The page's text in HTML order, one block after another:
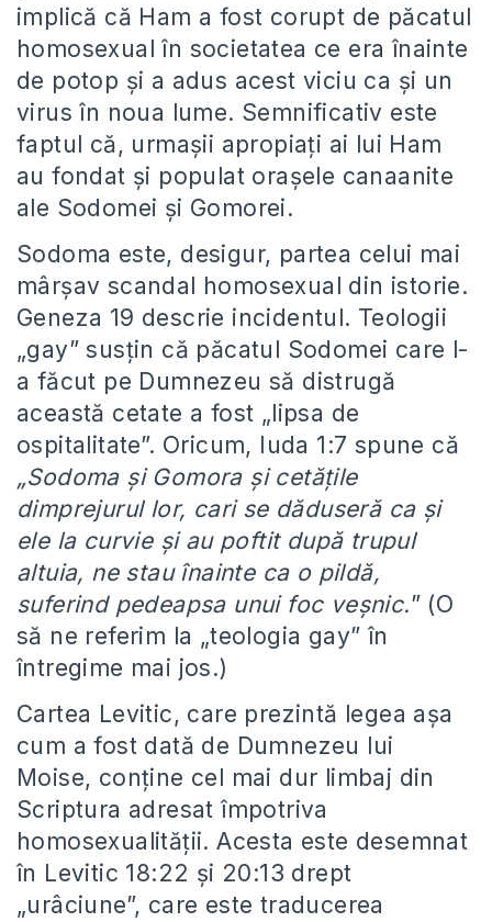
implică că Ham a fost corupt de păcatul
homosexual în societatea ce era înainte
de potop și a adus acest viciu ca și un
virus în noua lume. Semnificativ este
faptul că, urmașii apropiați ai lui Ham
au fondat și populat orașele canaanite
ale Sodomei și Gomorei.
Sodoma este, desigur, partea celui mai
mârșav scandal homosexual din istorie.
Geneza 19 descrie incidentul. Teologii
„gay” susțin că păcatul Sodomei care l-
a făcut pe Dumnezeu să distrugă
această cetate a fost „lipsa de
ospitalitate”. Oricum, Iuda 1:7 spune că
„Sodoma şi Gomora şi cetăţile
dimprejurul lor, cari se dăduseră ca şi
ele la curvie şi au poftit după trupul
altuia, ne stau înainte ca o pildă,
suferind pedeapsa unui foc veșnic.” (O
să ne referim la „teologia gay” în
întregime mai jos.)
Cartea Levitic, care prezintă legea așa
cum a fost dată de Dumnezeu lui
Moise, conține cel mai dur limbaj din
Scriptura adresat împotriva
homosexualității. Acesta este desemnat
în Levitic 18:22 și 20:13 drept
„urâciune”, care este traducerea